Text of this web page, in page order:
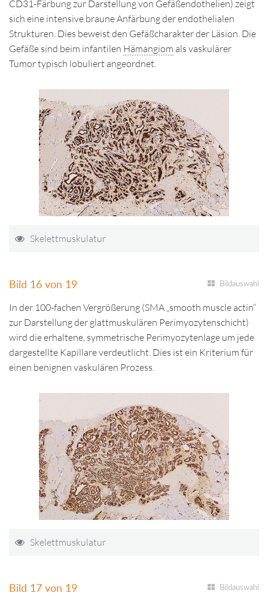
CD31-Färbung zur Darstellung von Gefäßendothelien) zeigt
sich eine intensive braune Anfärbung der endothelialen
Strukturen. Dies beweist den Gefäßcharakter der Läsion. Die
Gefäße sind beim infantilen Hämangiom als vaskulärer
Tumor typisch lobuliert angeordnet.
Skelettmuskulatur
Bild 16 von 19 Bildauswahl
In der 100-fachen Vergrößerung (SMA „smooth muscle actin“
zur Darstellung der glattmuskulären Perimyozytenschicht)
wird die erhaltene, symmetrische Perimyozytenlage um jede
dargestellte Kapillare verdeutlicht. Dies ist ein Kriterium für
einen benignen vaskulären Prozess.
Skelettmuskulatur
Bild 17 von 19 Bildauswahl